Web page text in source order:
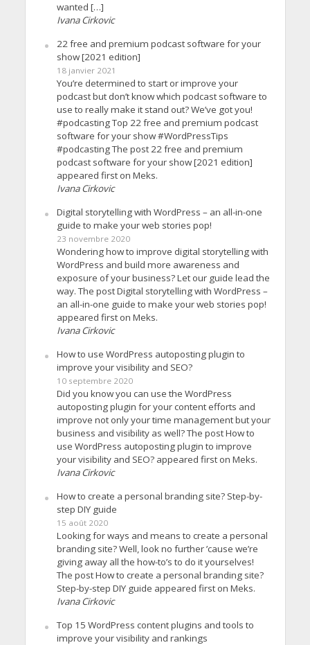
wanted […]
Ivana Cirkovic
22 free and premium podcast software for your
show [2021 edition]
18 janvier 2021
You’re determined to start or improve your
podcast but don’t know which podcast software to
use to really make it stand out? We’ve got you!
#podcasting Top 22 free and premium podcast
software for your show #WordPressTips
#podcasting The post 22 free and premium
podcast software for your show [2021 edition]
appeared first on Meks.
Ivana Cirkovic
Digital storytelling with WordPress – an all-in-one
guide to make your web stories pop!
23 novembre 2020
Wondering how to improve digital storytelling with
WordPress and build more awareness and
exposure of your business? Let our guide lead the
way. The post Digital storytelling with WordPress –
an all-in-one guide to make your web stories pop!
appeared first on Meks.
Ivana Cirkovic
How to use WordPress autoposting plugin to
improve your visibility and SEO?
10 septembre 2020
Did you know you can use the WordPress
autoposting plugin for your content efforts and
improve not only your time management but your
business and visibility as well? The post How to
use WordPress autoposting plugin to improve
your visibility and SEO? appeared first on Meks.
Ivana Cirkovic
How to create a personal branding site? Step-by-
step DIY guide
15 août 2020
Looking for ways and means to create a personal
branding site? Well, look no further ’cause we’re
giving away all the how-to’s to do it yourselves!
The post How to create a personal branding site?
Step-by-step DIY guide appeared first on Meks.
Ivana Cirkovic
Top 15 WordPress content plugins and tools to
improve your visibility and rankings